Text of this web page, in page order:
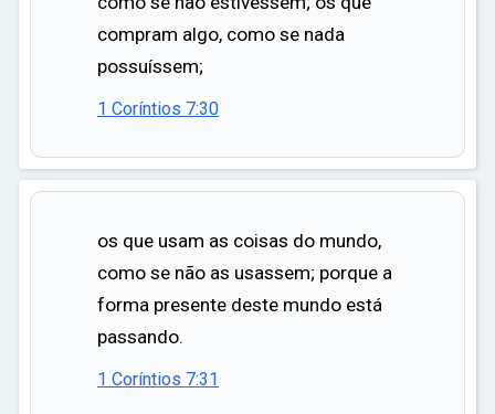
compram algo, como se nada
possuíssem;
1 Coríntios 7:30
os que usam as coisas do mundo,
como se não as usassem; porque a
forma presente deste mundo está
passando.
1 Coríntios 7:31